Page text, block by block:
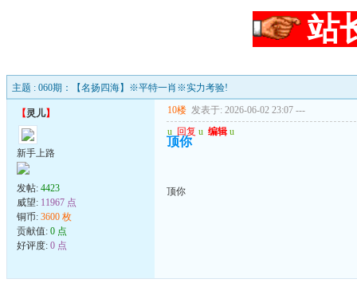
站
主题 : 060期：【名扬四海】※平特一肖※实力考验!
【灵儿】
新手上路
发帖: 4423
威望: 11967 点
铜币: 3600 枚
贡献值: 0 点
好评度: 0 点
10楼 发表于: 2026-06-02 23:07 ---
u 回复 u 编辑 u
顶你
顶你